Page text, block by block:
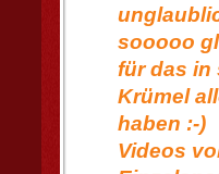
sooooo
für das in
Krümel
haben
Videos